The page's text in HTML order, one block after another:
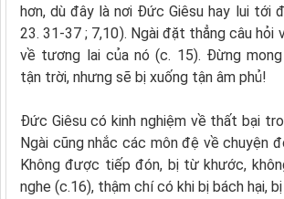
hơn, dù đây là nơi Đức Giêsu hay lui tới
23. 31-37 ; 7,10). Ngài đặt thẳng câu hỏi
về tương lai của nó (c. 15). Đừng
tận trời, nhưng sẽ bị xuống tận âm phủ!
Đức Giêsu có kinh nghiệm về thất bại
Ngài cũng nhắc các môn đệ về chuyện
Không được tiếp đón, bị từ khước,
nghe (c.16), thậm chí có khi bị bách hại,